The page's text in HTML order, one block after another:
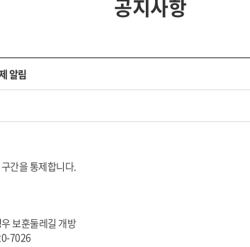
공지사항
알림
간을 통제합니다.
보훈둘레길 개방
7026